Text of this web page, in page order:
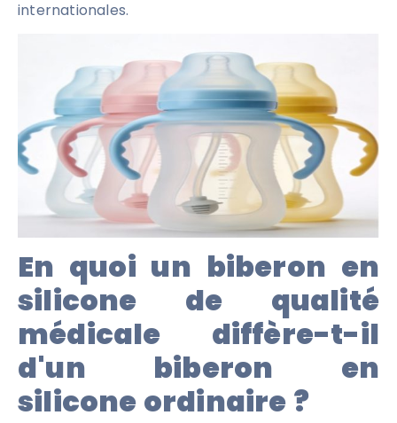
internationales.
En quoi un biberon en
silicone de qualité
médicale diffère-t-il
d'un biberon en
silicone ordinaire ?